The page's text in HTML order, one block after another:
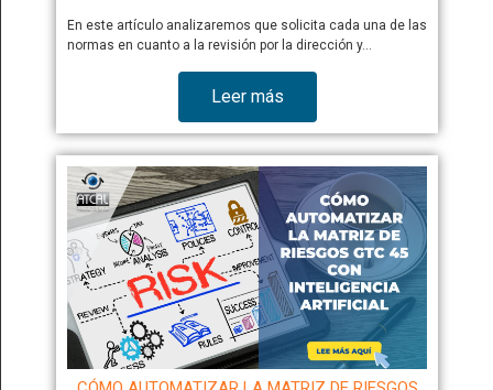
En este artículo analizaremos que solicita cada una de las
normas en cuanto a la revisión por la dirección y…
Leer más